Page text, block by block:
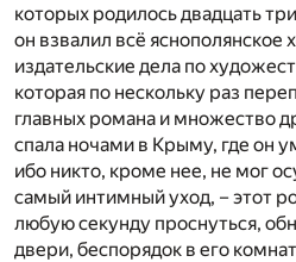
которых родилось двадцать
он взвалил всё яснополянское
издательские дела по
которая по нескольку раз
главных романа и множество
спала ночами в Крыму, где он
ибо никто, кроме нее, не мог
самый интимный уход, – этот
любую секунду проснуться,
двери, беспорядок в его